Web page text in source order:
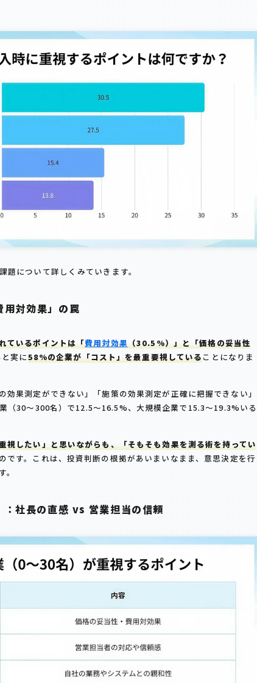
題について詳しくみていきます。
用対効果」の罠
ているポイントは「費用対効果（30.5%）」と「価格の妥当性
実に58%の企業が「コスト」を最重要視していることになりま
効果測定ができない」「施策の効果測定が正確に把握できない」
（30～300名）で12.5～16.5%、大規模企業で15.3～19.3%いる
視したい」と思いながらも、「そもそも効果を測る術を持ってい
です。これは、投資判断の根拠があいまいなまま、意思決定を行
社長の直感 vs 営業担当の信頼